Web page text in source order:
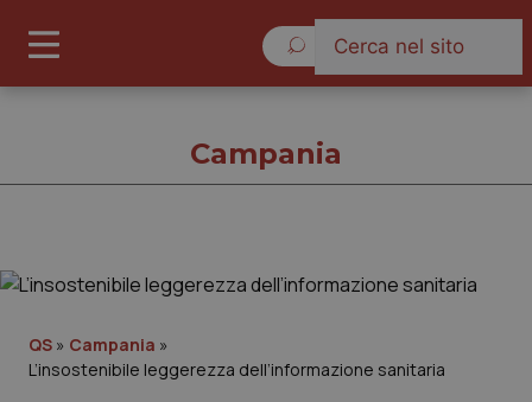
Cronache
Campania
QS » Campania »
L’insostenibile leggerezza dell’informazione sanitaria